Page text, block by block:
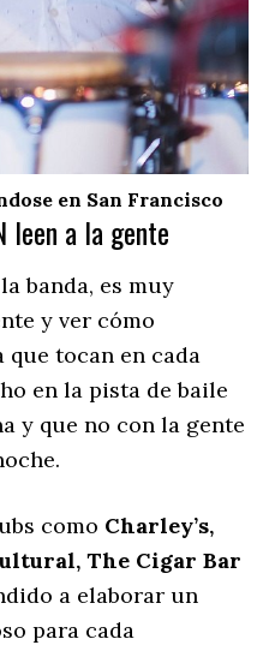
en San Francisco
leen a la gente
banda, es muy
y ver cómo
tocan en cada
en la pista de baile
y que no con la gente
como Charley’s,
The Cigar Bar
a elaborar un
para cada